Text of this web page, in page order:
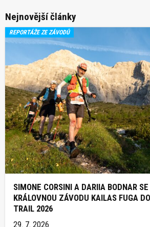
Nejnovější články
REPORTÁŽE ZE ZÁVODŮ
SIMONE CORSINI A DARIIA BODNAR
KRÁLOVNOU ZÁVODU KAILAS FUGA
TRAIL 2026
29. 7. 2026